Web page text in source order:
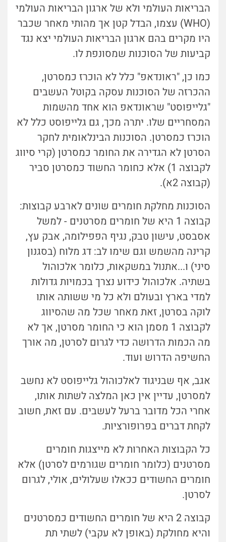
הבריאות העולמי ולא של ארגון הבריאות העולמי
(WHO) עצמו, הבדל קטן אך מהותי מאחר שכבר
היו מקרים בהם ארגון הבריאות העולמי יצא נגד
קביעות של הסוכנות שמסונפת לו.
כמו כן, "ראונדאפ" כלל לא הוכרז כמסרטן,
ההכרזה של הסוכנות עסקה בקוטל העשבים
"גלייפוסט" שראונדאפ הוא אחד מהשמות
המסחריים שלו. יתרה מכך, גם גלייפוסט כלל לא
הוכרז כמסרטן. הסוכנות הבינלאומית לחקר
הסרטן לא הגדירה את החומר כמסרטן (קרי סיווג
לקבוצה 1) אלא כחומר החשוד כמסרטן סביר
(קבוצה 2א).
הסוכנות מחלקת חומרים שונים לארבע קבוצות:
קבוצה 1 היא של חומרים מסרטנים - למשל
אסבסט, עישון טבק, נגיף הפפילומה, אבק עץ,
קרינה מהשמש וגם שימו לב: דג מלוח (בסגנון
סיני) ו...אתנול במשקאות, כלומר אלכוהול
בשתיה. אלכוהול כידוע נצרך בכמויות גדולות
למדי בארץ ובעולם ולא כל מי ששותה אותו
לוקה בסרטן, זאת מאחר שכל מה שהסיווג
לקבוצה 1 מסמן הוא כי החומר מסרטן, אך לא
מה הכמות הדרושה כדי לגרום לסרטן, מה אורך
החשיפה הדרוש ועוד.
אגב, אף שבניגוד לאלכוהול גלייפוסט לא נחשב
למסרטן, עדיין אין כאן המלצה לשתות אותו,
אחרי הכל מדובר ברעל לעשבים. עם זאת, חשוב
לקחת דברים בפרופורציות.
כל הקבוצות האחרות לא מייצגות חומרים
מסרטנים (כלומר חומרים שגורמים לסרטן) אלא
חומרים החשודים ככאלו שעלולים, אולי, לגרום
לסרטן.
קבוצה 2 היא של חומרים החשודים כמסרטנים
והיא מחולקת (באופן לא עקבי) לשתי תת